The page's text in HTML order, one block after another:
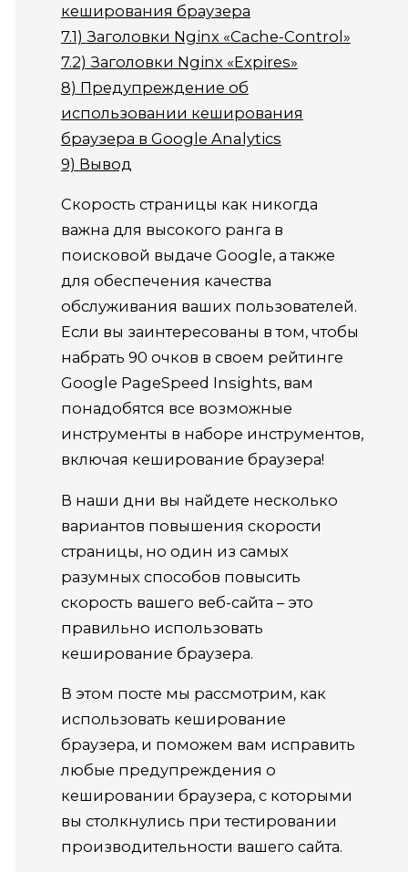
кеширования браузера
7.1) Заголовки Nginx «Cache-Control»
7.2) Заголовки Nginx «Expires»
8) Предупреждение об
использовании кеширования
браузера в Google Analytics
9) Вывод
Скорость страницы как никогда
важна для высокого ранга в
поисковой выдаче Google, а также
для обеспечения качества
обслуживания ваших пользователей.
Если вы заинтересованы в том, чтобы
набрать 90 очков в своем рейтинге
Google PageSpeed ​​Insights, вам
понадобятся все возможные
инструменты в наборе инструментов,
включая кеширование браузера!
В наши дни вы найдете несколько
вариантов повышения скорости
страницы, но один из самых
разумных способов повысить
скорость вашего веб-сайта – это
правильно использовать
кеширование браузера.
В этом посте мы рассмотрим, как
использовать кеширование
браузера, и поможем вам исправить
любые предупреждения о
кешировании браузера, с которыми
вы столкнулись при тестировании
производительности вашего сайта.